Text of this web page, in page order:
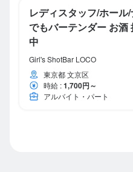
レディスタッフ/ホー
でもバーテンダー お酒
中
Girl's ShotBar LOCO
東京都 文京区
時給 :1,700円～
アルバイト・パート